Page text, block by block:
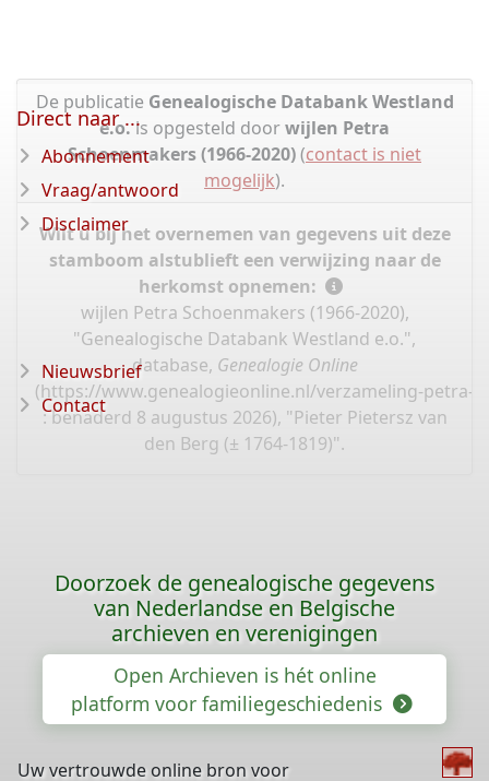
De publicatie Genealogische Databank Westland
e.o.is opgesteld doorwijlen Petra
Schoenmakers (1966-2020)(contact is niet
mogelijk).
Wilt u bij het overnemen van gegevens uit deze
stamboom alstublieft een verwijzing naar de
herkomst opnemen:
wijlen Petra Schoenmakers (1966-2020),
"Genealogische Databank Westland e.o.",
database, Genealogie Online
(https://www.genealogieonline.nl/verzameling-petra-
: benaderd 8 augustus 2026), "Pieter Pietersz van
den Berg (± 1764-1819)".
Direct naar ...
Abonnement
Vraag/antwoord
Disclaimer
Nieuwsbrief
Contact
Doorzoek de genealogische gegevens
van Nederlandse en Belgische
archieven en verenigingen
Open Archieven is hét online
platform voor familiegeschiedenis
Uw vertrouwde online bron voor